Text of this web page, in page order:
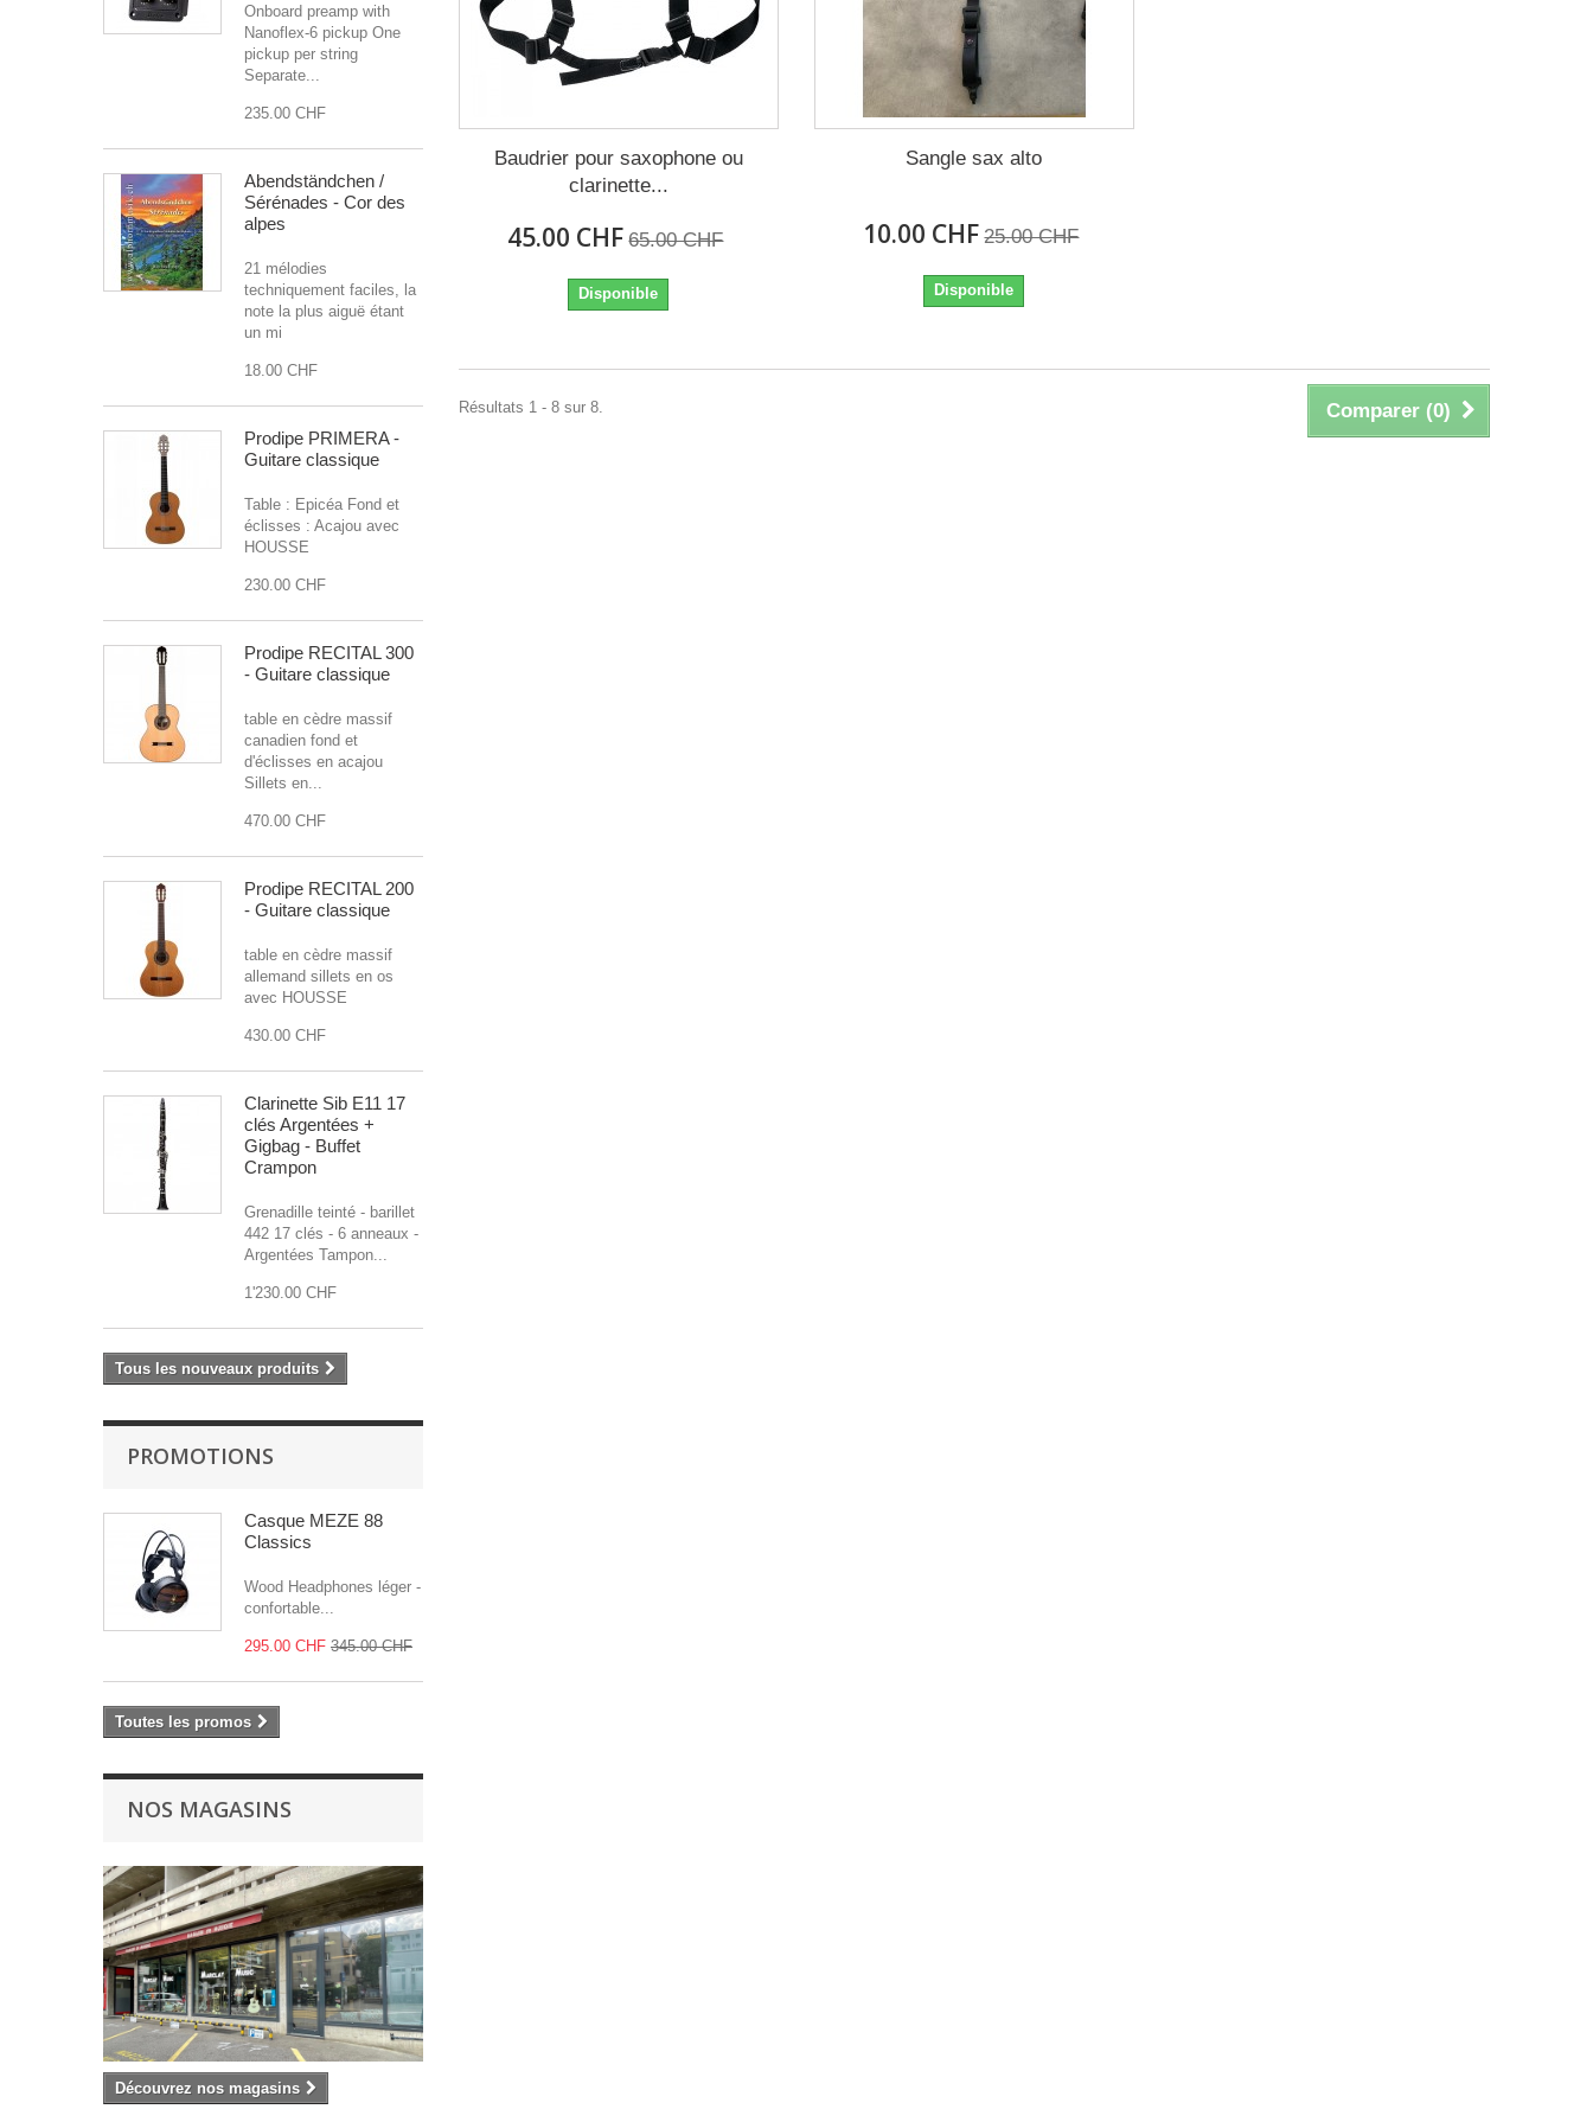
Onboard preamp with
Nanoflex-6 pickup One
pickup per string
Separate...
235.00 CHF
Abendständchen /
Sérénades - Cor des
alpes
21 mélodies
techniquement faciles, la
note la plus aiguë étant
un mi
18.00 CHF
Prodipe PRIMERA -
Guitare classique
Table : Epicéa Fond et
éclisses : Acajou avec
HOUSSE
230.00 CHF
Prodipe RECITAL 300
- Guitare classique
table en cèdre massif
canadien fond et
d'éclisses en acajou
Sillets en...
470.00 CHF
Prodipe RECITAL 200
- Guitare classique
table en cèdre massif
allemand sillets en os
avec HOUSSE
430.00 CHF
Clarinette Sib E11 17
clés Argentées +
Gigbag - Buffet
Crampon
Grenadille teinté - barillet
442 17 clés - 6 anneaux -
Argentées Tampon...
1'230.00 CHF
Tous les nouveaux produits
PROMOTIONS
Casque MEZE 88
Classics
Wood Headphones léger -
confortable...
295.00 CHF 345.00 CHF
Toutes les promos
NOS MAGASINS
Découvrez nos magasins
Baudrier pour saxophone ou
clarinette...
45.00 CHF 65.00 CHF
Disponible
Sangle sax alto
10.00 CHF 25.00 CHF
Disponible
Comparer (0)
Résultats 1 - 8 sur 8.